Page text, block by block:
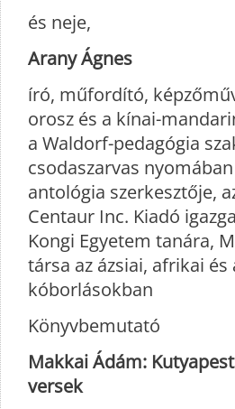
és neje,
Arany Ágnes
író, műfordító,
orosz és a kínai-
a Waldorf-pedagógia
csodaszarvas
antológia szerkesztője,
Centaur Inc. Kiadó
Kongi Egyetem tanára,
társa az ázsiai, afrikai
kóborlásokban
Könyvbemutató
Makkai Ádám:
versek